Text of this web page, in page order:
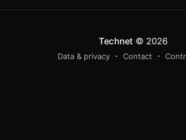
Technet © 2026
Data & privacy Contact